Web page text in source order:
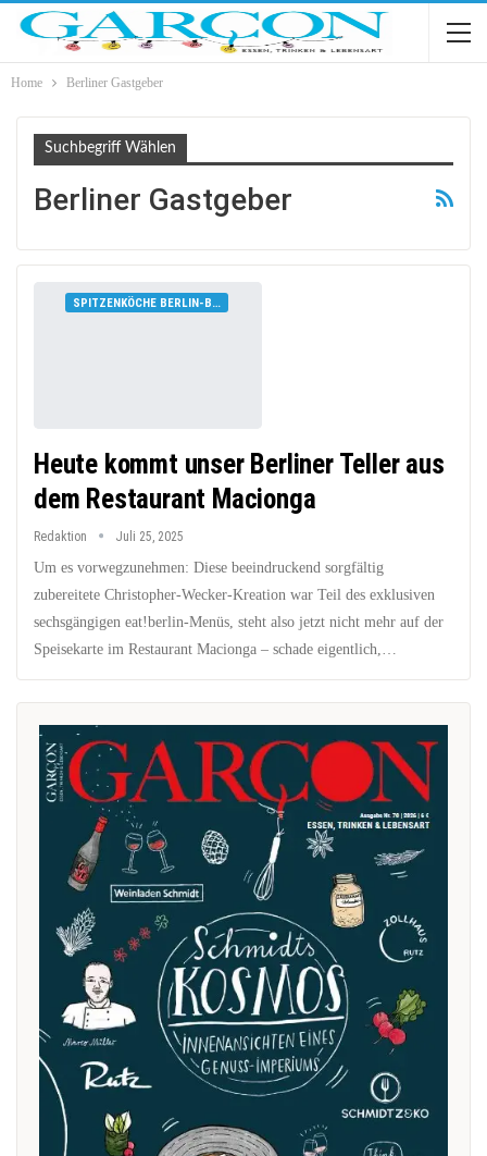
Home Berliner Gastgeber
Suchbegriff Wählen
Berliner Gastgeber
SPITZENKÖCHE BERLIN-BRANDENBURG
Heute kommt unser Berliner Teller aus
dem Restaurant Macionga
Redaktion Juli 25, 2025
Um es vorwegzunehmen: Diese beeindruckend sorgfältig
zubereitete Christopher-Wecker-Kreation war Teil des exklusiven
sechsgängigen eat!berlin-Menüs, steht also jetzt nicht mehr auf der
Speisekarte im Restaurant Macionga – schade eigentlich,…